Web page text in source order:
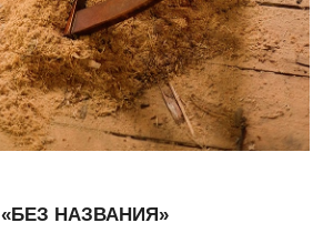
«БЕЗ НАЗВАНИЯ»